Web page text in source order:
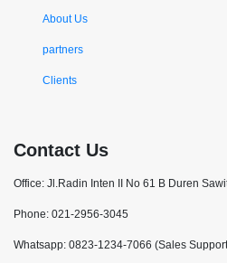
About Us
partners
Clients
Contact Us
Office: Jl.Radin Inten II No 61 B Duren
Phone: 021-2956-3045
Whatsapp: 0823-1234-7066 (Sales